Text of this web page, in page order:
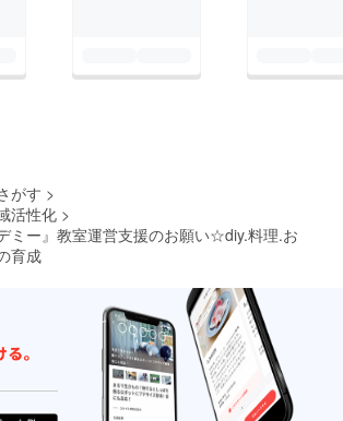
がす >
活性化 >
ミー』教室運営支援のお願い☆diy.料理.お
育成